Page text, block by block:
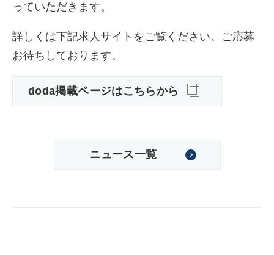
株式会社吾妻製作所 会社案
っていただきます。
詳しくは下記求人サイトをご覧ください。ご応募
お待ちしております。
doda掲載ページはこちらから
ニュース一覧